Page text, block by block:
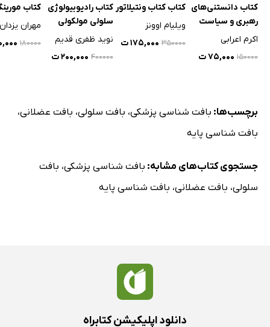
کتاب دانستنی‌های
رهبری و سیاست
گذاری برای پرستاران
سلامت
اکرم اعرابی
۱۵۰۰۰۰ ۷۵,۰۰۰ ت
کتاب کتاب ونتیلاتور
ویلیام اوونز
۳۵۰۰۰۰ ۱۷۵,۰۰۰ ت
کتاب رادیوبیولوژی
سلولی مولکولی
نوید ظفری قدیم
۴۰۰۰۰۰ ۲۰۰,۰۰۰ ت
کتاب
مهران
۱۸۰۰۰۰
برچسب‌ها: بافت شناسی پزشکی، بافت سلولی، بافت عضلانی،
بافت شناسی پایه
جستجوی کتاب‌های مشابه: بافت شناسی پزشکی، بافت
سلولی، بافت عضلانی، بافت شناسی پایه
دانلود اپلیکیشن کتابراه